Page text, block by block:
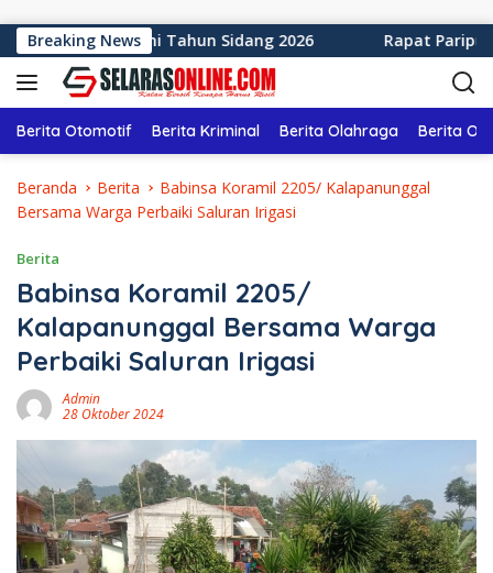
Breaking News
Sukabumi Tahun Sidang 2026 Rapat Paripurna ke-
Berita Otomotif Berita Kriminal Berita Olahraga Berita
Beranda Berita
Babinsa Koramil 2205/ Kalapanunggal
Bersama Warga Perbaiki Saluran Irigasi
Berita
Babinsa Koramil 2205/
Kalapanunggal Bersama Warga
Perbaiki Saluran Irigasi
Admin
28 Oktober 2024